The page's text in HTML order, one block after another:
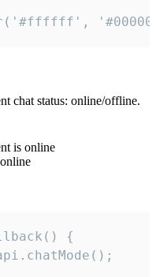
chat status: online/offline.
is online
{